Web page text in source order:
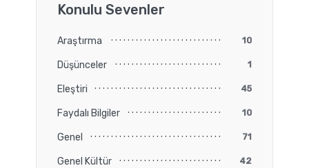
Konulu Sevenler
Araştırma 10
Düşünceler 1
Eleştiri 45
Faydalı Bilgiler 10
Genel 71
Genel Kültür 42